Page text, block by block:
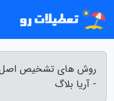
روش های تشخیص
- آریا بلاگ